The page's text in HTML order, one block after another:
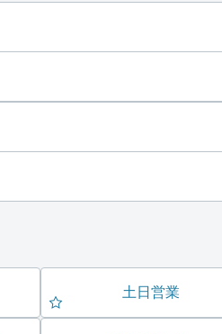
土日営業